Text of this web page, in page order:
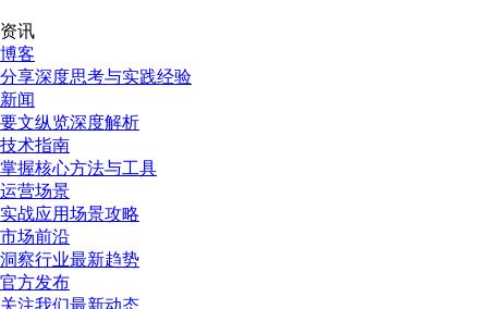
资讯
博客
分享深度思考与实践经验
新闻
要文纵览深度解析
技术指南
掌握核心方法与工具
运营场景
实战应用场景攻略
市场前沿
洞察行业最新趋势
官方发布
关注我们最新动态